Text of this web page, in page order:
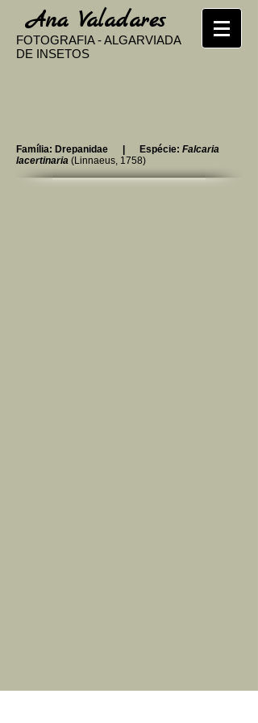
​Ana Valadares
FOTOGRAFIA - ALGARVIADA
DE INSETOS
Família: Drepanidae | Espécie: Falcaria
lacertinaria (Linnaeus, 1758)